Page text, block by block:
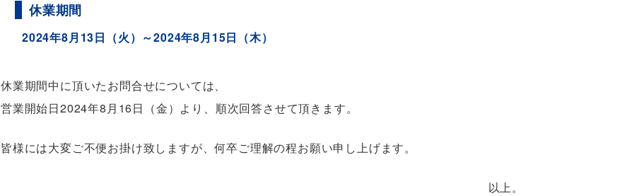
休業期間
2024年8月13日（火）～2024年8月15日（木）
休業期間中に頂いたお問合せについては、
営業開始日2024年8月16日（金）より、順次回答させて頂きます。
皆様には大変ご不便お掛け致しますが、何卒ご理解の程お願い申し上げます。
以上。